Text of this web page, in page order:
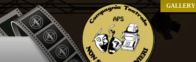
GALLERY